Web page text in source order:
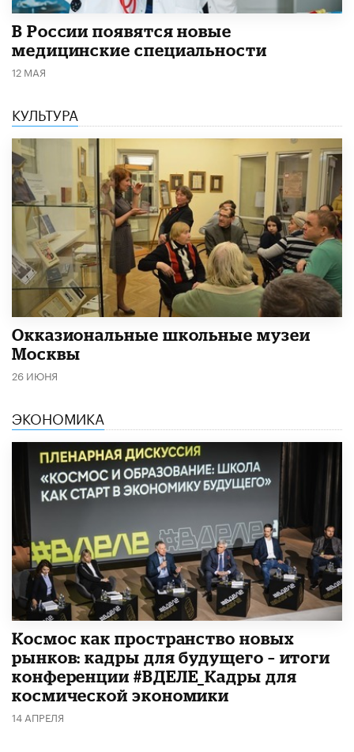
В России появятся новые
медицинские специальности
12 МАЯ
КУЛЬТУРА
​Окказиональные школьные музеи
Москвы
26 ИЮНЯ
ЭКОНОМИКА
Космос как пространство новых
рынков: кадры для будущего – итоги
конференции #ВДЕЛЕ_Кадры для
космической экономики
14 АПРЕЛЯ